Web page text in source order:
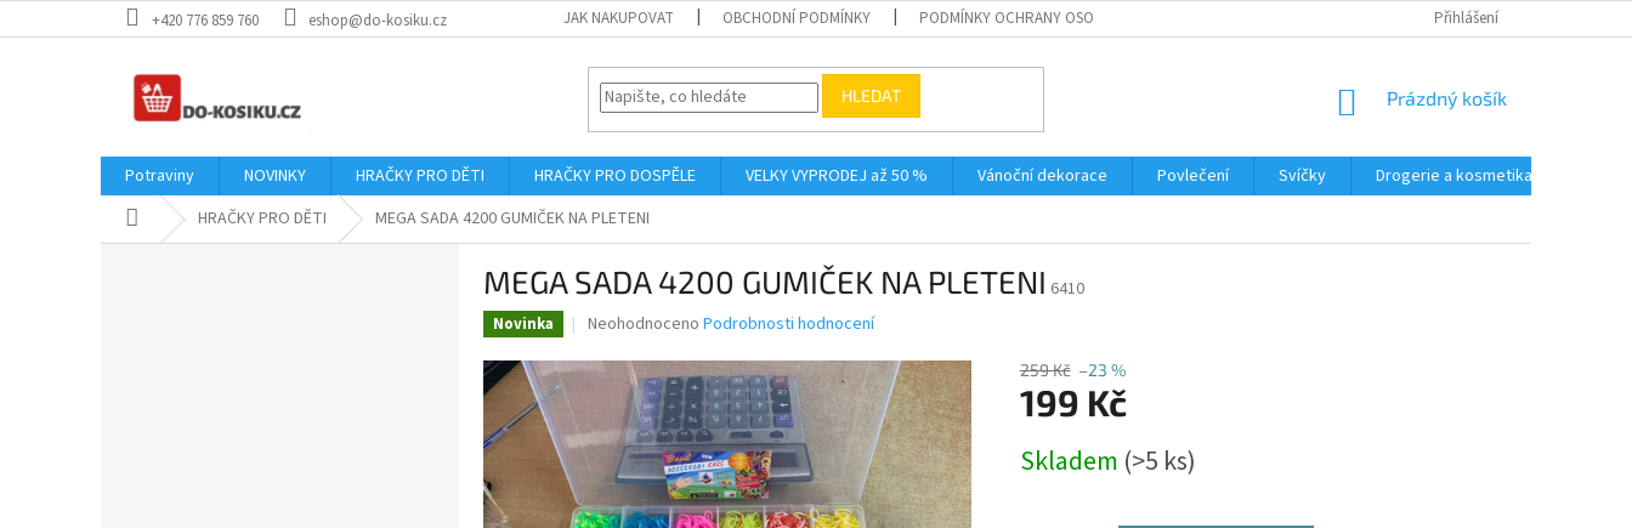
na
+420 776 859 760 eshop@do-kosiku.cz JAK NAKUPOVAT OBCHODNÍ PODMÍNKY PODMÍNKY OCHRANY OSOBNÍCH ÚDAJŮ Přihlášení
HLEDAT
NÁKUPNÍ
Prázdný košík
Potraviny NOVINKY HRAČKY PRO DĚTI HRAČKY PRO DOSPĚLE VELKY VYPRODEJ až 50 % Vánoční dekorace Povlečení Svíčky Drogerie a kosmetika
Domů HRAČKY PRO DĚTI MEGA SADA 4200 GUMIČEK NA PLETENI
MEGA SADA 4200 GUMIČEK NA PLETENI 6410
Novinka
Průměrné
produktu
z
hvězdiček.
Neohodnoceno Podrobnosti hodnocení
259 Kč –23 %
199 Kč
cena:
Skladem (>5 ks)